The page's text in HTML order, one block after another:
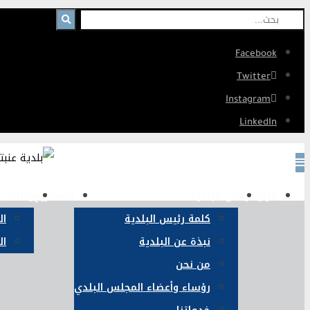
Facebook
Twitter
Instagram
LinkedIn
الرئيسيةعن البلدية
كلمة رئيس البلدية
نبذة عن البلدية
من نحن
رؤساء وأعضاء المجلس البلدي
المشاريعوظائف